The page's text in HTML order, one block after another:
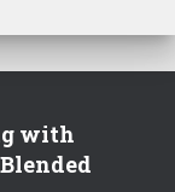
with